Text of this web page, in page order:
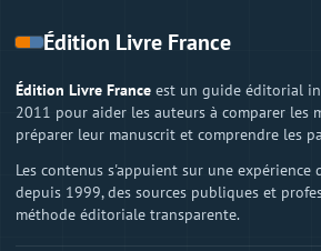
Édition Livre France
Édition Livre France est un guide éditorial
2011 pour aider les auteurs à comparer les
préparer leur manuscrit et comprendre les
Les contenus s'appuient sur une expérience
depuis 1999, des sources publiques et
méthode éditoriale transparente.